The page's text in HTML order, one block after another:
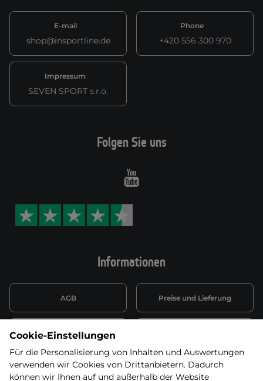
E-mail
shop@insportline.de
Phone
+420 556 300 970
Impressum
SEVEN SPORT s.r.o.
Informationen
AGB Preise und Lieferung
Datenschutzerklärung
Wiederufsbelehrung mit Link
zum Formular
Batterieentsorgung
Folgen Sie uns
Youtube
Cookie-Einstellungen
Für die Personalisierung von Inhalten und Auswertungen
verwenden wir Cookies von Drittanbietern. Dadurch
können wir Ihnen auf und außerhalb der Website